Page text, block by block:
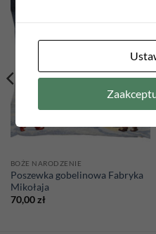
BOŻE NARODZENIE
Poszewka gobelinowa Fabryka
Mikołaja
70,00zł